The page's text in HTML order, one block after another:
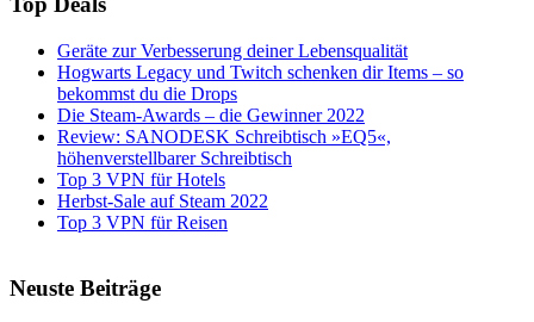
Geräte zur Verbesserung deiner Lebensqualität
Hogwarts Legacy und Twitch schenken dir Items – so
bekommst du die Drops
Die Steam-Awards – die Gewinner 2022
Review: SANODESK Schreibtisch »EQ5«,
höhenverstellbarer Schreibtisch
Top 3 VPN für Hotels
Herbst-Sale auf Steam 2022
Top 3 VPN für Reisen
Neuste Beiträge